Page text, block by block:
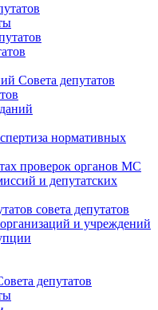
Совета депутатов
нормативных
проверок органов МС
и депутатских
совета депутатов
и учреждений
депутатов